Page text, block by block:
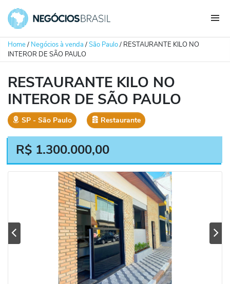
Home/ Negócios à venda/São Paulo/ RESTAURANTE KILO NO
INTEROR DE SÃO PAULO
RESTAURANTE KILO NO
INTEROR DE SÃO PAULO
SP ‐ São Paulo Restaurante
R$ 1.300.000,00